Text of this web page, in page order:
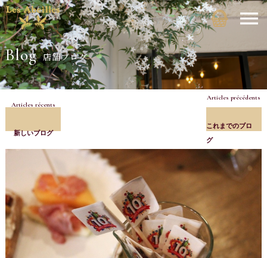
Blog 店舗ブログ
Articles récents
新しいブログ
Articles précédents
これまでのブロ
グ